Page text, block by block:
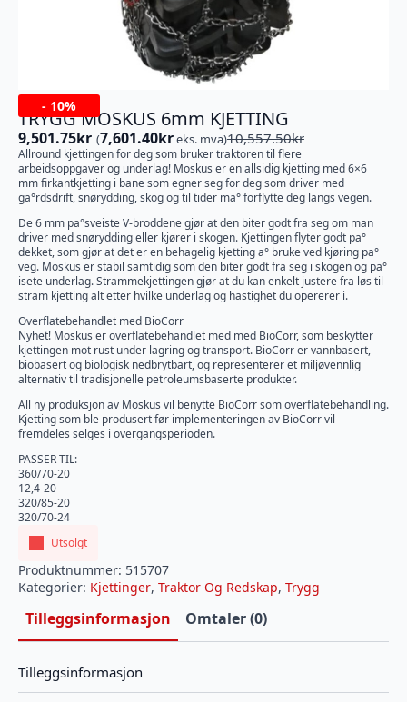
- 10%
TRYGG MOSKUS 6mm KJETTING
10,557.50kr
Opprinnelig
pris
var:
10,557.50kr.
9,501.75kr
Nåværende
pris
er:
9,501.75kr.
(7,601.40kreks. mva)
Allround kjettingen for deg som bruker traktoren til flere
arbeidsoppgaver og underlag! Moskus er en allsidig kjetting med 6×6
mm firkantkjetting i bane som egner seg for deg som driver med
ga°rdsdrift, snørydding, skog og til tider ma° forflytte deg langs vegen.
De 6 mm pa°sveiste V-broddene gjør at den biter godt fra seg om man
driver med snørydding eller kjører i skogen. Kjettingen flyter godt pa°
dekket, som gjør at det er en behagelig kjetting a° bruke ved kjøring pa°
veg. Moskus er stabil samtidig som den biter godt fra seg i skogen og pa°
isete underlag. Strammekjettingen gjør at du kan enkelt justere fra løs til
stram kjetting alt etter hvilke underlag og hastighet du opererer i.
Overflatebehandlet med BioCorr
Nyhet! Moskus er overflatebehandlet med med BioCorr, som beskytter
kjettingen mot rust under lagring og transport. BioCorr er vannbasert,
biobasert og biologisk nedbrytbart, og representerer et miljøvennlig
alternativ til tradisjonelle petroleumsbaserte produkter.
All ny produksjon av Moskus vil benytte BioCorr som overflatebehandling.
Kjetting som ble produsert før implementeringen av BioCorr vil
fremdeles selges i overgangsperioden.
PASSER TIL:
360/70-20
12,4-20
320/85-20
320/70-24
Utsolgt
Produktnummer: 515707
Kategorier: Kjettinger, Traktor Og Redskap, Trygg
Tilleggsinformasjon Omtaler (0)
Tilleggsinformasjon